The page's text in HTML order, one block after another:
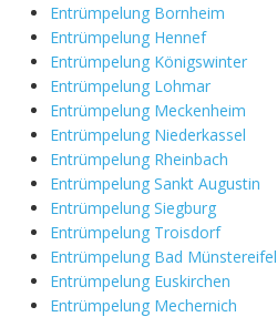
Entrümpelung Bornheim
Entrümpelung Hennef
Entrümpelung Königswinter
Entrümpelung Lohmar
Entrümpelung Meckenheim
Entrümpelung Niederkassel
Entrümpelung Rheinbach
Entrümpelung Sankt Augustin
Entrümpelung Siegburg
Entrümpelung Troisdorf
Entrümpelung Bad Münstereifel
Entrümpelung Euskirchen
Entrümpelung Mechernich